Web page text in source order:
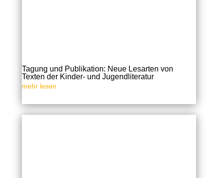
Tagung und Publikation: Neue Lesarten von
Texten der Kinder- und Jugendliteratur
mehr lesen